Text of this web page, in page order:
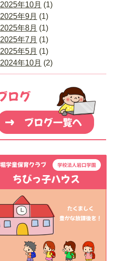
2025年10月 (1)
2025年9月 (1)
2025年8月 (1)
2025年7月 (1)
2025年5月 (1)
2024年10月 (2)